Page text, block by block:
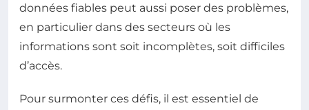
données fiables peut aussi poser des problèmes,
en particulier dans des secteurs où les
informations sont soit incomplètes, soit difficiles
d’accès.
Pour surmonter ces défis, il est essentiel de